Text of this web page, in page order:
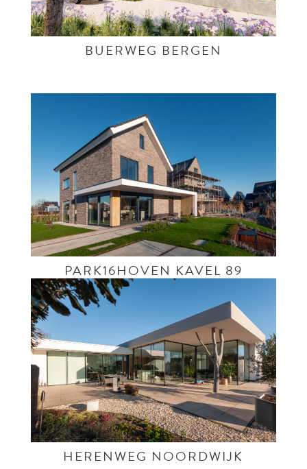
BUERWEG BERGEN
PARK16HOVEN KAVEL 89
HERENWEG NOORDWIJK